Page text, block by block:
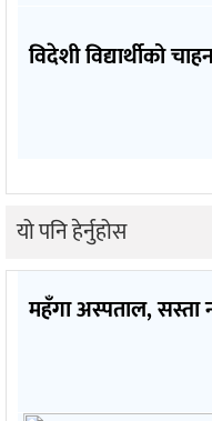
विदेशी विद्यार्थीको
यो पनि हेर्नुहोस
महँगा अस्पताल, सस्ता